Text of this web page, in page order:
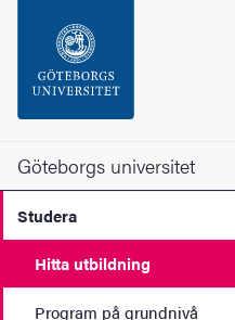
Sidfoten
Om webbplatsen
Göteborgs universitet
Studera
Hitta utbildning
Program på grundnivå